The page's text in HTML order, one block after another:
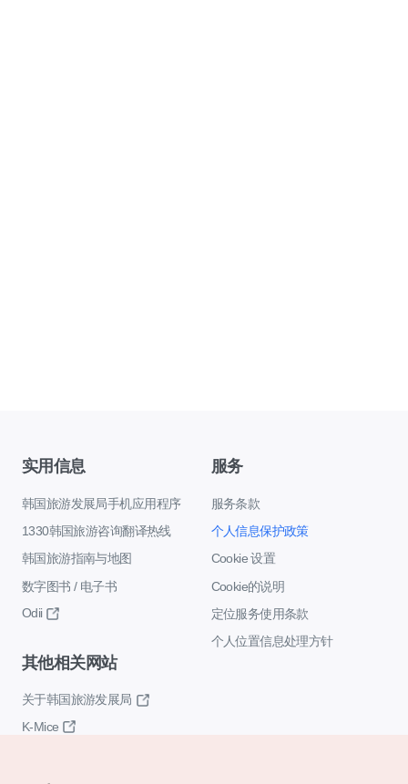
实用信息
韩国旅游发展局手机应用程序
1330韩国旅游咨询翻译热线
韩国旅游指南与地图
数字图书 / 电子书
Odii
服务
服务条款
个人信息保护政策
Cookie 设置
Cookie的说明
定位服务使用条款
个人位置信息处理方针
其他相关网站
关于韩国旅游发展局
K-Mice